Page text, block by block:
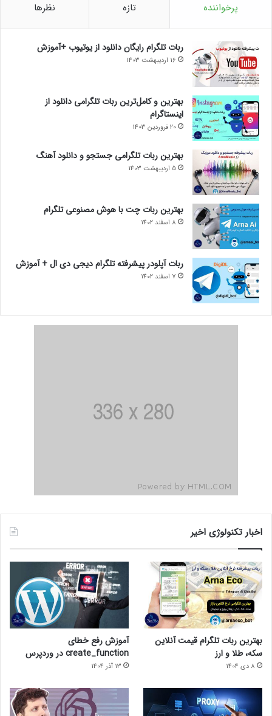
پرخواننده تازه نظرها
ربات تلگرام رایگان دانلود از یوتیوب +آموزش
16 اردیبهشت 1403
بهترین و کامل‌ترین ربات تلگرامی دانلود از
اینستاگرام
20 فروردین 1403
بهترین ربات تلگرامی جستجو و دانلود آهنگ
5 اردیبهشت 1403
بهترین ربات چت با هوش مصنوعی تلگرام
8 اسفند 1402
ربات آپلودر پیشرفته تلگرام دیجی دی ال + آموزش
7 اسفند 1402
اخبار تکنولوژی اخیر
بهترین ربات تلگرام قیمت آنلاین
سکه، طلا و ارز
8 دی 1404
آموزش رفع خطای
create_function در وردپرس
13 آذر 1404